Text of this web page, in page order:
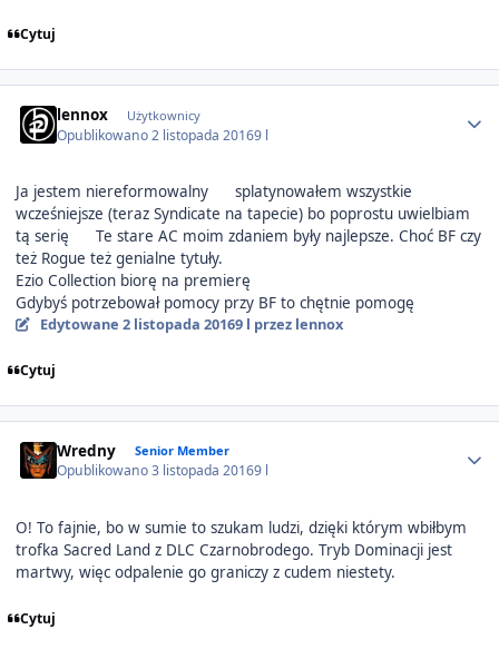
Cytuj
lennox Użytkownicy
Opublikowano2 listopada 20169 l
Ja jestem niereformowalny
splatynowałem wszystkie
wcześniejsze (teraz Syndicate na tapecie) bo poprostu uwielbiam
tą serię
Te stare AC moim zdaniem były najlepsze. Choć BF czy
też Rogue też genialne tytuły.
Ezio Collection biorę na premierę
Gdybyś potrzebował pomocy przy BF to chętnie pomogę
Edytowane 2 listopada 20169 l przez lennox
Cytuj
Wredny Senior Member
Opublikowano3 listopada 20169 l
O! To fajnie, bo w sumie to szukam ludzi, dzięki którym wbiłbym
trofka Sacred Land z DLC Czarnobrodego. Tryb Dominacji jest
martwy, więc odpalenie go graniczy z cudem niestety.
Cytuj